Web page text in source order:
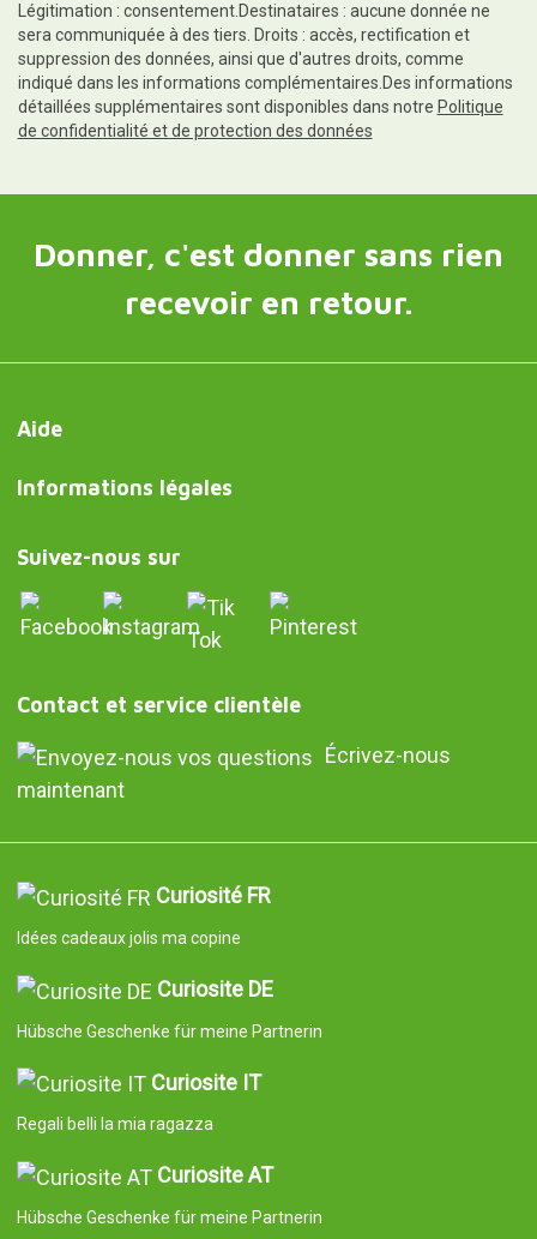
Légitimation : consentement.Destinataires : aucune donnée ne
sera communiquée à des tiers. Droits : accès, rectification et
suppression des données, ainsi que d'autres droits, comme
indiqué dans les informations complémentaires.Des informations
détaillées supplémentaires sont disponibles dans notre Politique
de confidentialité et de protection des données
Donner, c'est donner sans rien
recevoir en retour.
Aide
Informations légales
Suivez-nous sur
Contact et service clientèle
Écrivez-nous
maintenant
Curiosité FR
Idées cadeaux jolis ma copine
Curiosite DE
Hübsche Geschenke für meine Partnerin
Curiosite IT
Regali belli la mia ragazza
Curiosite AT
Hübsche Geschenke für meine Partnerin